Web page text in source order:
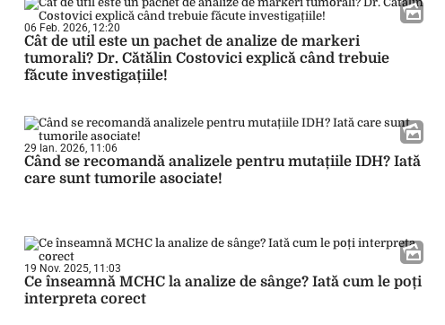
06 Feb. 2026, 12:20
Cât de util este un pachet de analize de markeri
tumorali? Dr. Cătălin Costovici explică când trebuie
făcute investigațiile!
29 Ian. 2026, 11:06
Când se recomandă analizele pentru mutațiile IDH? Iată
care sunt tumorile asociate!
19 Nov. 2025, 11:03
Ce înseamnă MCHC la analize de sânge? Iată cum le poți
interpreta corect